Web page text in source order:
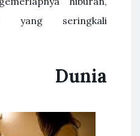
yang seringkali
Dunia